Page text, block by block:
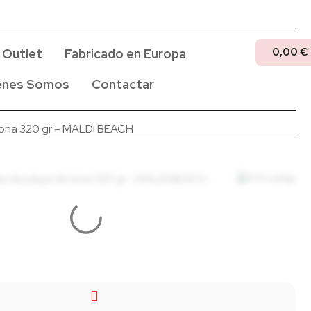
Outlet
Fabricado en Europa
Somos Contactar
0,00 €
320 gr – MALDI BEACH